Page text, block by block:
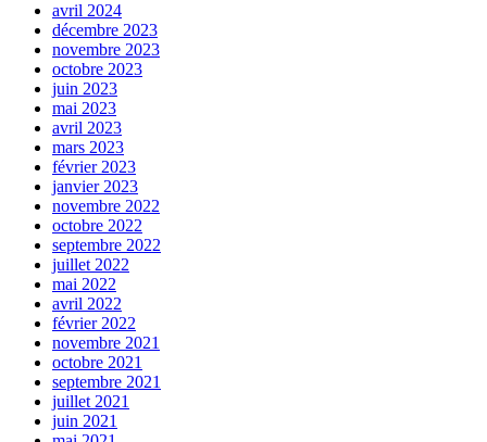
avril 2024
décembre 2023
novembre 2023
octobre 2023
juin 2023
mai 2023
avril 2023
mars 2023
février 2023
janvier 2023
novembre 2022
octobre 2022
septembre 2022
juillet 2022
mai 2022
avril 2022
février 2022
novembre 2021
octobre 2021
septembre 2021
juillet 2021
juin 2021